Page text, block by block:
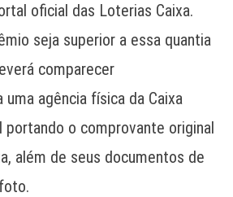
oficial das Loterias Caixa.
seja superior a essa quantia
comparecer
agência física da Caixa
portando o comprovante original
além de seus documentos de